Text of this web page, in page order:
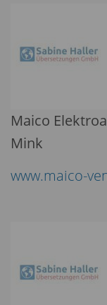
Maico
Mink
www.maico-